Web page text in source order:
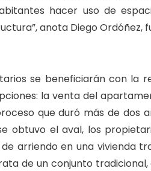
hacer uso de
anota Diego Ordóñez,
se beneficiarán con la
la venta del
que duró más de dos
obtuvo el aval, los
arriendo en una vivienda
de un conjunto